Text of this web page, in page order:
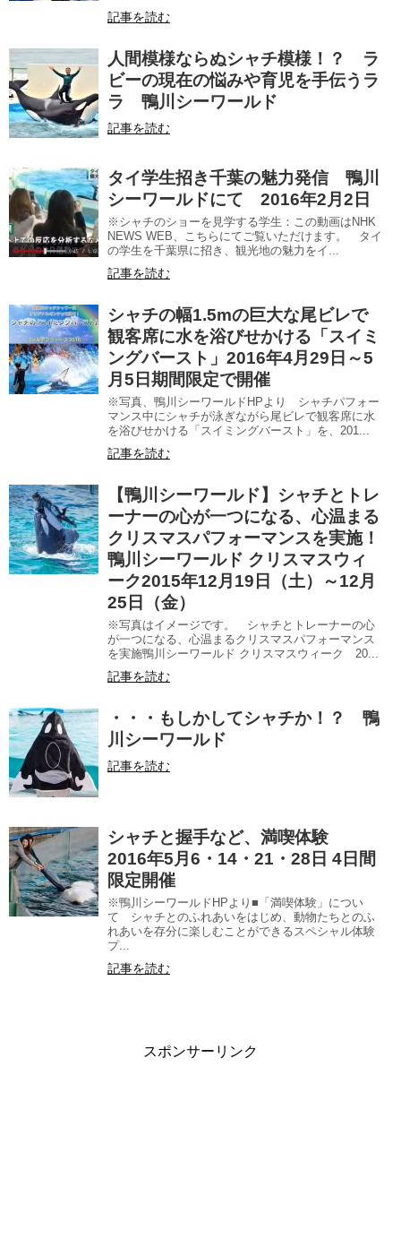
記事を読む
人間模様ならぬシャチ模様！？ ラ
ビーの現在の悩みや育児を手伝うラ
ラ 鴨川シーワールド
記事を読む
タイ学生招き千葉の魅力発信 鴨川
シーワールドにて 2016年2月2日
※シャチのショーを見学する学生：この動画はNHK
NEWS WEB、こちらにてご覧いただけます。 タイ
の学生を千葉県に招き、観光地の魅力をイ...
記事を読む
シャチの幅1.5mの巨大な尾ビレで
観客席に水を浴びせかける「スイミ
ングバースト」2016年4月29日～5
月5日期間限定で開催
※写真、鴨川シーワールドHPより シャチパフォー
マンス中にシャチが泳ぎながら尾ビレで観客席に水
を浴びせかける「スイミングバースト」を、201...
記事を読む
【鴨川シーワールド】シャチとトレ
ーナーの心が一つになる、心温まる
クリスマスパフォーマンスを実施！
鴨川シーワールド クリスマスウィ
ーク2015年12月19日（土）～12月
25日（金）
※写真はイメージです。 シャチとトレーナーの心
が一つになる、心温まるクリスマスパフォーマンス
を実施鴨川シーワールド クリスマスウィーク 20...
記事を読む
・・・もしかしてシャチか！？ 鴨
川シーワールド
記事を読む
シャチと握手など、満喫体験
2016年5月6・14・21・28日 4日間
限定開催
※鴨川シーワールドHPより■「満喫体験」につい
て シャチとのふれあいをはじめ、動物たちとのふ
れあいを存分に楽しむことができるスペシャル体験
プ...
記事を読む
スポンサーリンク